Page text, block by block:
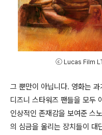
ⓒ Lucas Film
그 뿐만이 아닙니다. 영화는
디즈니 스타워즈 팬들을 모두
인상적인 존재감을 보여준 스
의 심금을 울리는 장치들이 대